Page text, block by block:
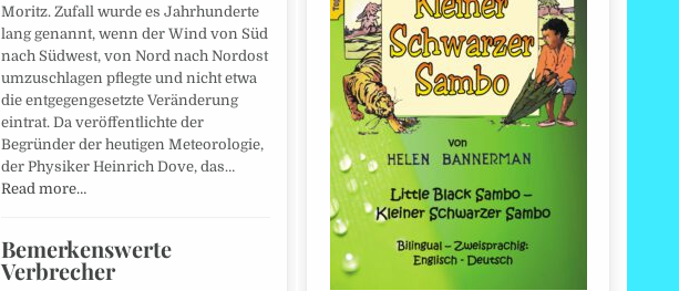
Moritz. Zufall wurde es Jahrhunderte
lang genannt, wenn der Wind von Süd
nach Südwest, von Nord nach Nordost
umzuschlagen pflegte und nicht etwa
die entgegengesetzte Veränderung
eintrat. Da veröffentlichte der
Begründer der heutigen Meteorologie,
der Physiker Heinrich Dove, das…
Read more…
Bemerkenswerte
Verbrecher